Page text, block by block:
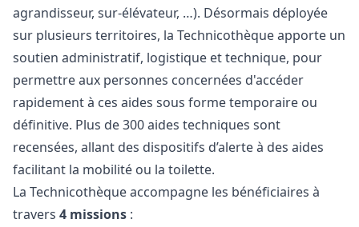
agrandisseur, sur-élévateur, …). Désormais déployée
sur plusieurs territoires, la Technicothèque apporte un
soutien administratif, logistique et technique, pour
permettre aux personnes concernées d'accéder
rapidement à ces aides sous forme temporaire ou
définitive. Plus de 300 aides techniques sont
recensées, allant des dispositifs d’alerte à des aides
facilitant la mobilité ou la toilette.
La Technicothèque accompagne les bénéficiaires à
travers 4 missions :